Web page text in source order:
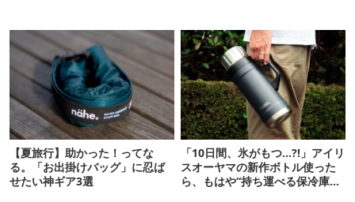
【夏旅行】助かった！ってな
る。「お出掛けバッグ」に忍ば
せたい神ギア3選
「10日間、氷がもつ…?!」アイリ
スオーヤマの新作ボトル使った
ら、もはや“持ち運べる保冷庫